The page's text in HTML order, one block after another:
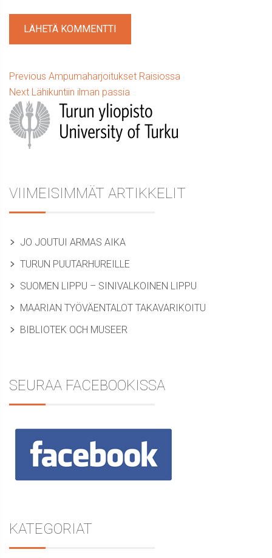
Artikkelien
selaus
Previous Previous
post:
Ampumaharjoitukset Raisiossa
Next Next
post:
Lähikuntiin ilman passia
Sidebar
VIIMEISIMMÄT ARTIKKELIT
JO JOUTUI ARMAS AIKA
TURUN PUUTARHUREILLE
SUOMEN LIPPU – SINIVALKOINEN LIPPU
MAARIAN TYÖVÄENTALOT TAKAVARIKOITU
BIBLIOTEK OCH MUSEER
SEURAA FACEBOOKISSA
KATEGORIAT